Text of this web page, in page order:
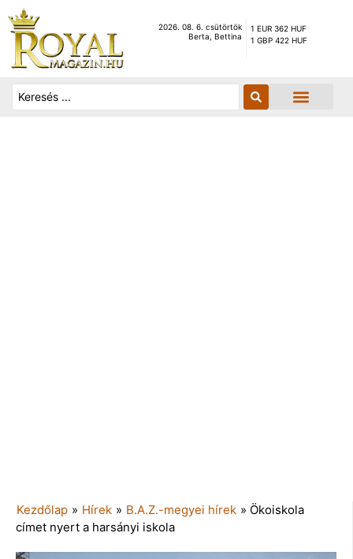
2026. 08. 6. csütörtök
Berta, Bettina
1 EUR 362 HUF
1 GBP 422 HUF
Kezdőlap » Hírek » B.A.Z.-megyei hírek » Ökoiskola
címet nyert a harsányi iskola